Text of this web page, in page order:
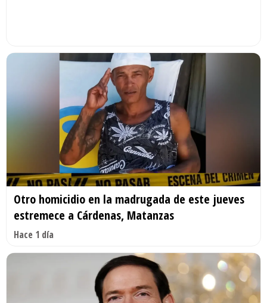
Otro homicidio en la madrugada de este jueves
estremece a Cárdenas, Matanzas
Hace 1 día